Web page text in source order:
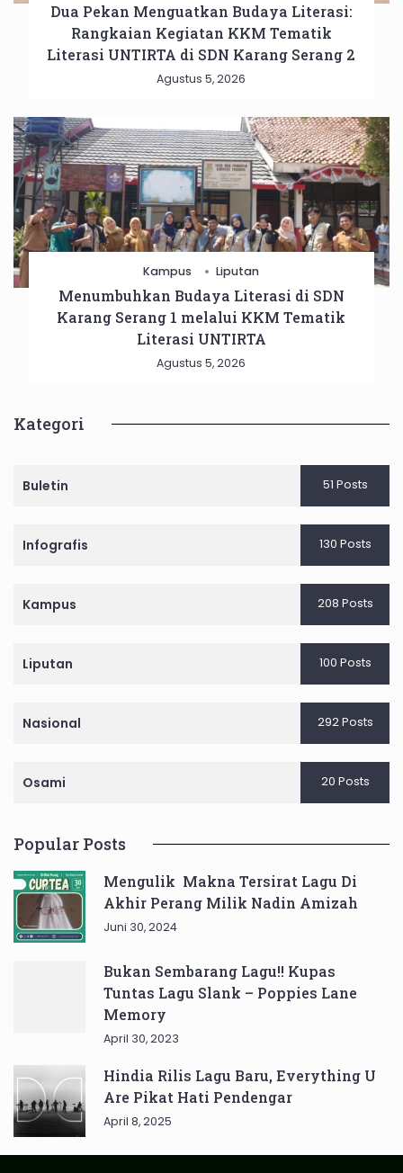
Dua Pekan Menguatkan Budaya Literasi:
Rangkaian Kegiatan KKM Tematik
Literasi UNTIRTA di SDN Karang Serang 2
Agustus 5, 2026
Kampus Liputan
Menumbuhkan Budaya Literasi di SDN
Karang Serang 1 melalui KKM Tematik
Literasi UNTIRTA
Agustus 5, 2026
Kategori
Buletin 51 Posts
Infografis 130 Posts
Kampus 208 Posts
Liputan 100 Posts
Nasional 292 Posts
Osami 20 Posts
Popular Posts
Mengulik Makna Tersirat Lagu Di
Akhir Perang Milik Nadin Amizah
Juni 30, 2024
Bukan Sembarang Lagu!! Kupas
Tuntas Lagu Slank – Poppies Lane
Memory
April 30, 2023
Hindia Rilis Lagu Baru, Everything U
Are Pikat Hati Pendengar
April 8, 2025